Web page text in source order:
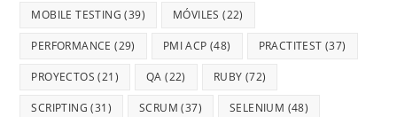
MOBILE TESTING (39) MÓVILES (22)
PERFORMANCE (29) PMI ACP (48) PRACTITEST (37)
PROYECTOS (21) QA (22) RUBY (72)
SCRIPTING (31) SCRUM (37) SELENIUM (48)